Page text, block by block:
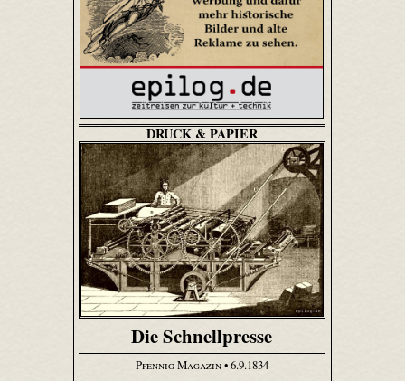
DRUCK & PAPIER
Die Schnellpresse
Pfennig Magazin• 6.9.1834